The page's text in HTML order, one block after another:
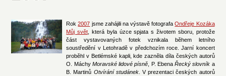
Rok2007 jsme zahájili na výstavě fotografaOndřeje Kozáka
Můj svět , která byla úzce spjata s životem sboru, protože
část vystavovaných fotek vznikala během letního
soustředění v Letohradě v předchozím roce. Jarní koncert
proběhl v Betlémské kapli, kde zazněla díla českých autorů
O. Máchy Moravské lidové písně , P. EbenaŘecký slovník a
B. Martinů Otvírání studánek. V prezentaci českých autorů